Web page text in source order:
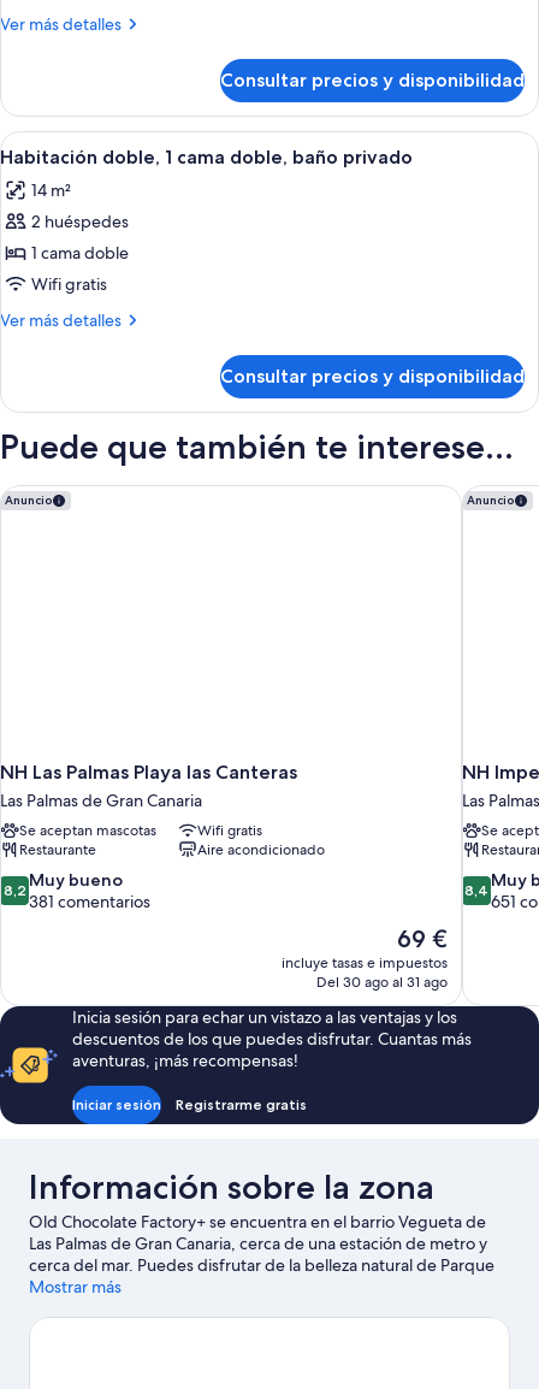
(Buenos
Ver más detalles
Más
baño
privado
(Buenos
Consultar precios y disponibilidad
Abrir
todas
las
fotos
de
Habitación
doble,
doble,
baño
privado
Una cama bien hecha con una
8
Habitación doble, 1 cama doble, baño privado
14 m²
2 huéspedes
1 cama doble
Wifi gratis
Ver más detalles
Más
doble,
cama
baño
privado
Consultar precios y disponibilidad
Puede que también te interese...
Anuncio
NH Las Palmas Playa las Canteras
Las Palmas de Gran Canaria
Se aceptan mascotas
Wifi gratis
Restaurante
Aire acondicionado
8.2
sobre
381 comentarios
8,2 Muy bueno
381 comentarios
El
precio
actual
de
69 €
69 €
incluye tasas e impuestos
Del 30 ago al 31 ago
NH Las Palmas Playa las Canteras Anuncio
NH
Las
Se
8.4
sobre
651
8,4 Muy
651
NH
Inicia sesión para echar un vistazo a las ventajas y los
descuentos de los que puedes disfrutar. Cuantas más
aventuras, ¡más recompensas!
Iniciar sesión Registrarme gratis
Información sobre la zona
Old Chocolate Factory+ se encuentra en el barrio Vegueta de
Las Palmas de Gran Canaria, cerca de una estación de metro y
cerca del mar. Puedes disfrutar de la belleza natural de Parque
de Santa Catalina y Playa Las Canteras, o acercarte a Puerto de
la pena acercarse a Universidad de Las Palmas de Gran Canaria y
Mostrar más